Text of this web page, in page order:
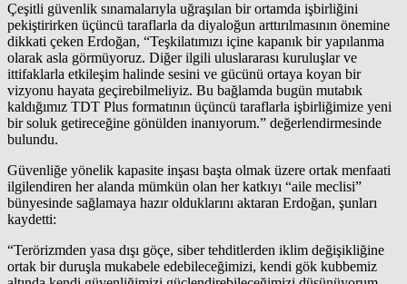
Çeşitli güvenlik sınamalarıyla uğraşılan bir ortamda işbirliğini
pekiştirirken üçüncü taraflarla da diyaloğun arttırılmasının önemine
dikkati çeken Erdoğan, “Teşkilatımızı içine kapanık bir yapılanma
olarak asla görmüyoruz. Diğer ilgili uluslararası kuruluşlar ve
ittifaklarla etkileşim halinde sesini ve gücünü ortaya koyan bir
vizyonu hayata geçirebilmeliyiz. Bu bağlamda bugün mutabık
kaldığımız TDT Plus formatının üçüncü taraflarla işbirliğimize yeni
bir soluk getireceğine gönülden inanıyorum.” değerlendirmesinde
bulundu.
Güvenliğe yönelik kapasite inşası başta olmak üzere ortak menfaati
ilgilendiren her alanda mümkün olan her katkıyı “aile meclisi”
bünyesinde sağlamaya hazır olduklarını aktaran Erdoğan, şunları
kaydetti:
“Terörizmden yasa dışı göçe, siber tehditlerden iklim değişikliğine
ortak bir duruşla mukabele edebileceğimizi, kendi gök kubbemiz